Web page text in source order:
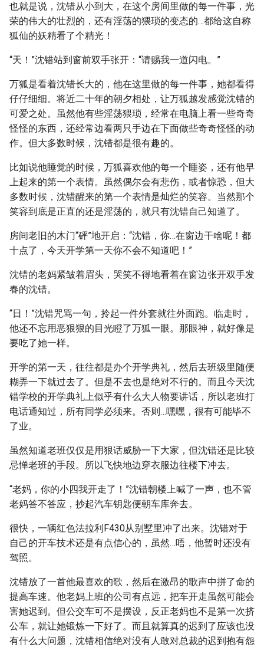
也就是说，沈错从小到大，在这个房间里做的每一件事，光
荣的伟大的壮烈的，还有淫荡的猥琐的变态的…都给这自称
狐仙的妖精看了个精光！
“天！”沈错站到窗前双手张开：“请赐我一道闪电。”
万狐是看着沈错长大的，他在这里做的每一件事，她都看得
仔仔细细。将近二十年的朝夕相处，让万狐越发感觉沈错的
可爱之处。虽然他有些淫荡猥琐，经常在电脑上看一些奇奇
怪怪的东西，还经常边看两只手边在下面做些奇奇怪怪的动
作。但大多数时候，沈错都是很有趣的。
比如说他睡觉的时候，万狐喜欢他的每一个睡姿，还有他早
上起来的第一个表情。虽然偶尔会有悲伤，或者惊恐，但大
多数时候，沈错醒来的第一个表情是灿烂的笑容。当然那个
笑容到底是正直的还是淫荡的，就只有沈错自己知道了。
房间老旧的木门“砰”地开启：“沈错，你…在窗边干啥呢！都
十点了，今天开学第一天你不会不知道吧！”
沈错的老妈紧皱着眉头，哭笑不得地看着在窗边张开双手发
春的沈错。
“日！”沈错咒骂一句，拎起一件外套就往外面跑。临走时，
他还不忘用恶狠狠的目光瞪了万狐一眼。那眼神，就好像是
要吃了她一样。
开学的第一天，往往都是办个开学典礼，然后去班级里随便
糊弄一下就过去了。但是不去也是绝对不行的。而且今天沈
错学校的开学典礼上似乎有什么大人物要讲话，所以老班打
电话通知过，所有同学必须来。否则…嘿嘿，很有可能毕不
了业。
虽然知道老班仅仅是用狠话威胁一下大家，但沈错还是比较
忌惮老班的手段。所以飞快地边穿衣服边往楼下冲去。
“老妈，你的小四我开走了！”沈错朝楼上喊了一声，也不管
老妈答不答应，抄起汽车钥匙便朝车库奔去。
很快，一辆红色法拉利F430从别墅里冲了出来。沈错对于
自己的开车技术还是有点信心的，虽然…唔，他暂时还没有
驾照。
沈错放了一首他最喜欢的歌，然后在激昂的歌声中拼了命的
提高车速。他老妈上班的公司有点远，把车开走虽然可能会
害她迟到。但公交车可不是摆设，反正老妈也不是第一次挤
公车，就让她锻炼一下好了。而且就算真的迟到了应该也没
有什么大问题，沈错相信绝对没有人敢对总裁的迟到抱有怨